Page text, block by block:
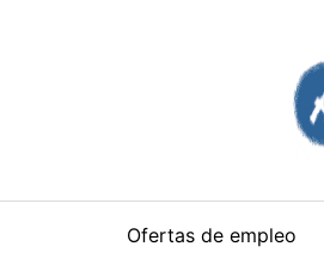
Ofertas de empleo